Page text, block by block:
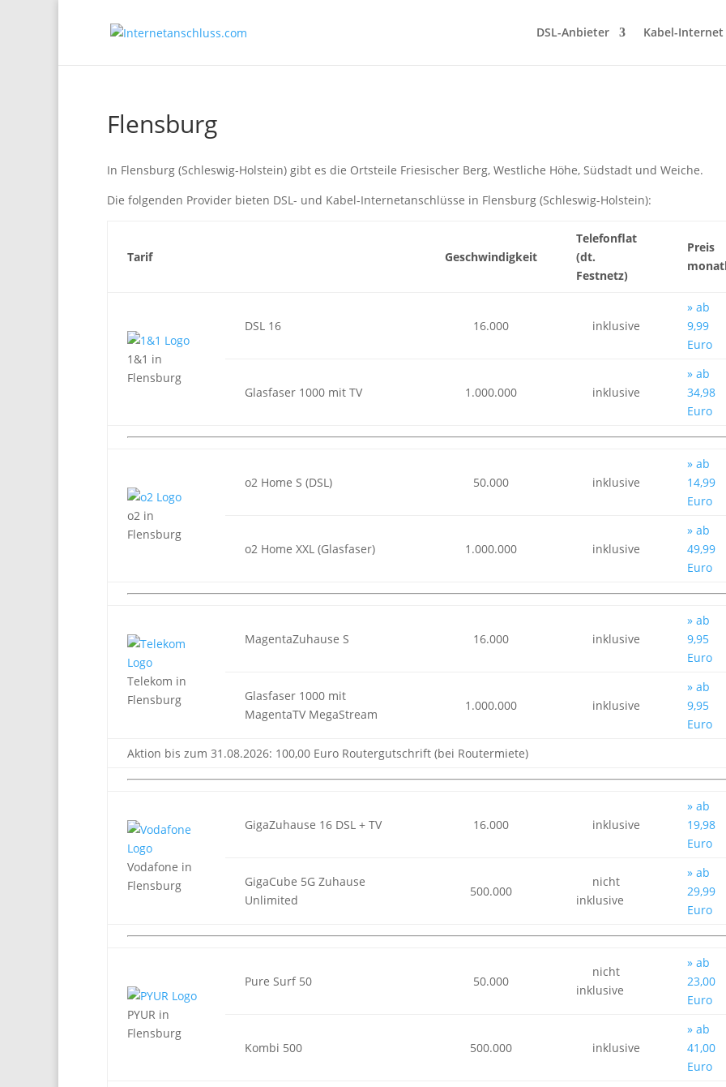
DSL-Anbieter Kabel-Internet
Flensburg
In Flensburg (Schleswig-Holstein) gibt es die Ortsteile Friesischer Berg, Westliche Höhe, Südstadt und Weiche.
Die folgenden Provider bieten DSL- und Kabel-Internetanschlüsse in Flensburg (Schleswig-Holstein):
Tarif Geschwindigkeit
Telefonflat
(dt.
Festnetz)
Preis
1&1 in
Flensburg
DSL 16 16.000 inklusive
» ab
9,99
Euro
Glasfaser 1000 mit TV 1.000.000 inklusive
» ab
34,98
Euro
o2 in
Flensburg
o2 Home S (DSL) 50.000 inklusive
» ab
14,99
Euro
o2 Home XXL (Glasfaser) 1.000.000 inklusive
» ab
49,99
Euro
Telekom in
Flensburg
MagentaZuhause S 16.000 inklusive
» ab
9,95
Euro
Glasfaser 1000 mit
MagentaTV MegaStream
1.000.000 inklusive
» ab
9,95
Euro
Aktion bis zum 31.08.2026: 100,00 Euro Routergutschrift (bei Routermiete)
Vodafone in
Flensburg
GigaZuhause 16 DSL + TV 16.000 inklusive
» ab
19,98
Euro
GigaCube 5G Zuhause
Unlimited
500.000
nicht
inklusive
» ab
29,99
Euro
PYUR in
Flensburg
Pure Surf 50 50.000
nicht
inklusive
» ab
23,00
Euro
Kombi 500 500.000 inklusive
» ab
41,00
Euro